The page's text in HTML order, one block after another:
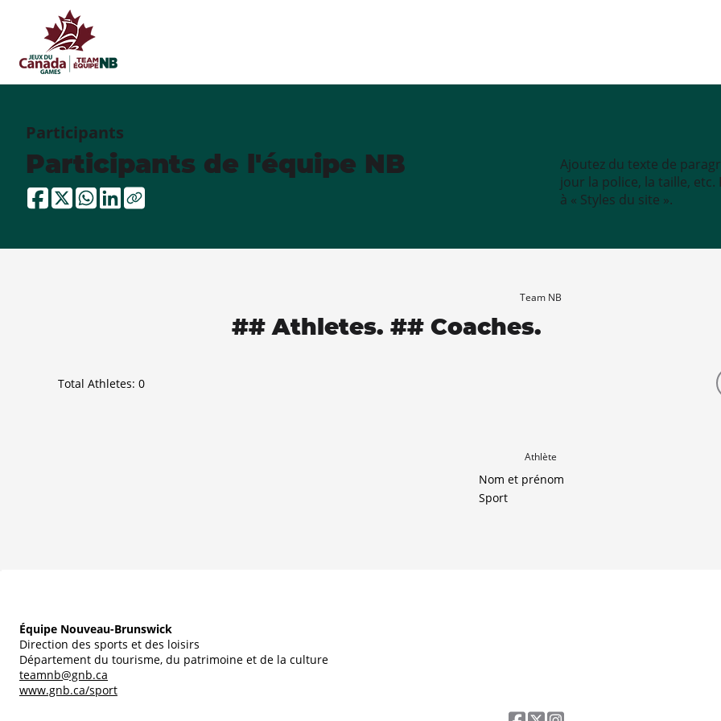
Participants
Participants de l'équipe NB
Ajoutez du texte de
jour la police, la taille,
à « Styles du site ».
Team NB
## Athletes. ## Coaches.
Total Athletes: 0
Athlète
Nom et prénom
Sport
Équipe Nouveau-Brunswick
Direction des sports et des loisirs
Département du tourisme, du patrimoine et de la culture
teamnb@gnb.ca
www.gnb.ca/sport